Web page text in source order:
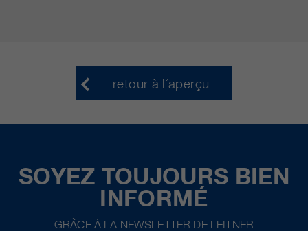
retour à l´aperçu
SOYEZ TOUJOURS BIEN
INFORMÉ
GRÂCE À LA NEWSLETTER DE LEITNER